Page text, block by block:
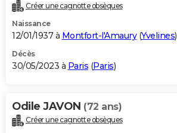
Créer une cagnotte obsèques
Naissance
12/01/1937 à Montfort-l'Amaury(Yvelines)
Décès
30/05/2023 à Paris (Paris)
Odile JAVON (72 ans)
Créer une cagnotte obsèques